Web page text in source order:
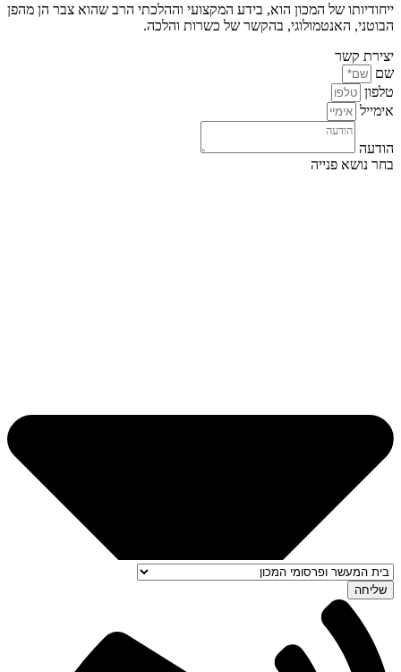
ייחודיותו של המכון הוא, בידע המקצועי וההלכתי הרב שהוא צבר הן מהפן
הבוטני, האנטמולוגי, בהקשר של כשרות והלכה.
יצירת קשר
שם
טלפון
אימייל
הודעה
בחר נושא פנייה
שליחה